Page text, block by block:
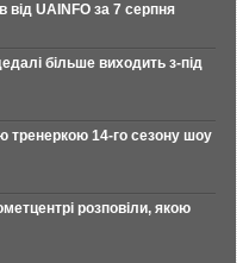
від UAINFO за 7 серпня
більше виходить з-під
тренеркою 14-го сезону шоу
розповіли, якою